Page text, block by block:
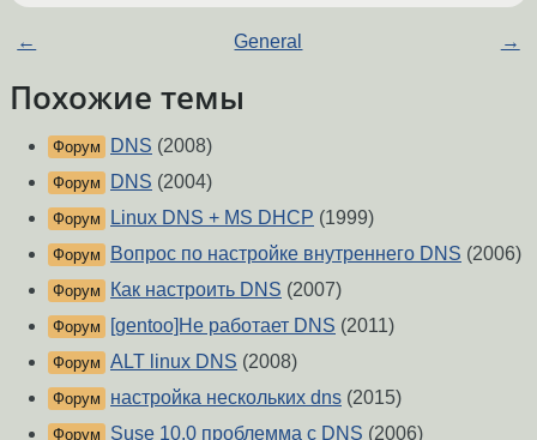
← General →
Похожие темы
Форум DNS (2008)
Форум DNS (2004)
Форум Linux DNS + MS DHCP (1999)
Форум Вопрос по настройке внутреннего DNS (2006)
Форум Как настроить DNS (2007)
Форум [gentoo]Не работает DNS (2011)
Форум ALT linux DNS (2008)
Форум настройка нескольких dns (2015)
Форум Suse 10.0 проблемма с DNS (2006)